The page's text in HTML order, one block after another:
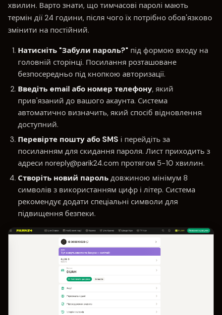
хвилин. Варто знати, що тимчасові паролі мають
термін дії 24 години, після чого їх потрібно обов'язково
змінити на постійний.
Натисніть "Забули пароль?" під формою входу на
головній сторінці. Посилання розташоване
безпосередньо під кнопкою авторизації.
Введіть email або номер телефону, який
прив'язаний до вашого акаунта. Система
автоматично визначить, який спосіб відновлення
доступний.
Перевірте пошту або SMS і перейдіть за
посиланням для скидання пароля. Лист приходить з
адреси noreply@parik24.com протягом 5-10 хвилин.
Створіть новий пароль довжиною мінімум 8
символів з використанням цифр і літер. Система
рекомендує додати спеціальні символи для
підвищення безпеки.